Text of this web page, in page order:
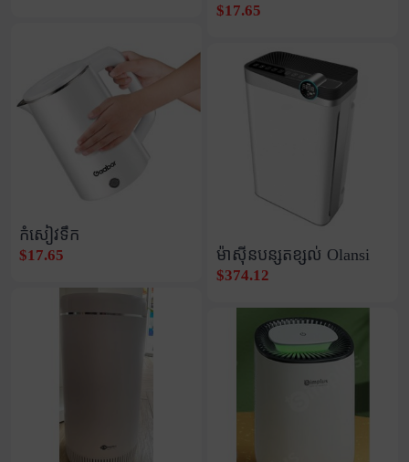
កំសៀវទឹក
$17.65
$17.65
ម៉ាស៊ីនបន្សុតខ្សល់ Olansi
$374.12